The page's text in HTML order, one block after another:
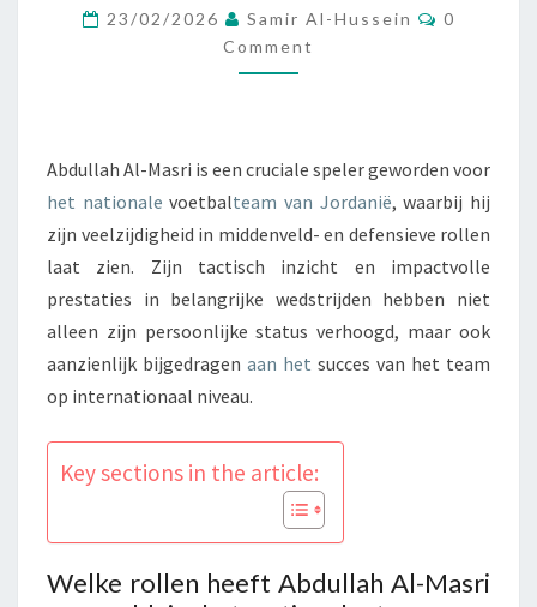
TEAM
VAN
IMPACT
23/02/2026 Samir Al-Hussein Comments
0
Comment
Abdullah Al-Masri is een cruciale speler geworden voor
het nationale voetbalteam van Jordanië, waarbij hij
zijn veelzijdigheid in middenveld- en defensieve rollen
laat zien. Zijn tactisch inzicht en impactvolle
prestaties in belangrijke wedstrijden hebben niet
alleen zijn persoonlijke status verhoogd, maar ook
aanzienlijk bijgedragen aan het succes van het team
op internationaal niveau.
Key sections in the article:
Welke rollen heeft Abdullah Al-Masri